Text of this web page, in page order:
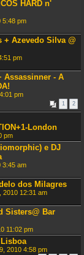
HARD n'
5:48 pm
+ Azevedo Silva @
pm
Assassinner - A
pm
1 2
London
pm
e DJ
3:45 am
dos Milagres
2010 12:31 am
Sisters@ Bar
11:02 pm
Lisboa
2010 4:58 pm